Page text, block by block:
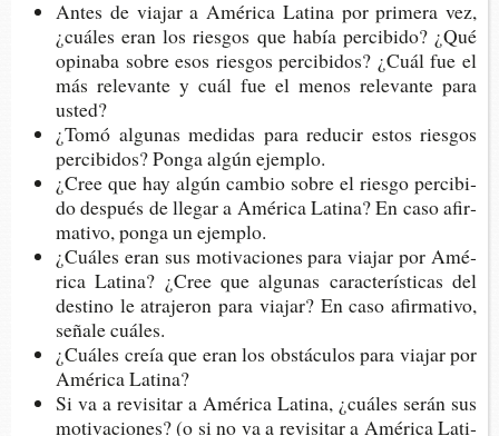
Antes de via­jar a Amé­ri­ca Lati­na por pri­me­ra vez,
¿cuá­les eran los ries­gos que había per­ci­bi­do? ¿Qué
opi­na­ba sobre esos ries­gos per­ci­bi­dos? ¿Cuál fue el
más rele­van­te y cuál fue el menos rele­van­te para
usted?
¿Tomó algu­nas medi­das para redu­cir estos ries­gos
per­ci­bi­dos? Ponga algún ejemplo.
¿Cree que hay algún cam­bio sobre el ries­go per­ci­bi­
do des­pués de lle­gar a Amé­ri­ca Lati­na? En caso afir­
ma­ti­vo, ponga un ejemplo.
¿Cuá­les eran sus moti­va­cio­nes para via­jar por Amé­
ri­ca Lati­na? ¿Cree que algu­nas carac­te­rís­ti­cas del
des­tino le atra­je­ron para via­jar? En caso afir­ma­ti­vo,
seña­le cuáles.
¿Cuá­les creía que eran los obs­tácu­los para via­jar por
Amé­ri­ca Latina?
Si va a revi­si­tar a Amé­ri­ca Lati­na, ¿cuá­les serán sus
moti­va­cio­nes? (o si no va a revi­si­tar a Amé­ri­ca Lati­